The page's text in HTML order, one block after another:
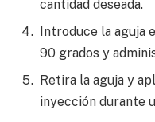
cantidad deseada.
Introduce la aguja
90 grados y
Retira la aguja y
inyección durante